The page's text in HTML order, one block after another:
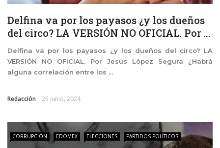
Delfina va por los payasos ¿y los dueños
del circo? LA VERSIÓN NO OFICIAL. Por ...
Delfina va por los payasos ¿y los dueños del circo? LA
VERSIÓN NO OFICIAL. Por Jesús López Segura ¿Habrá
alguna correlación entre los ...
Redacción 25 junio, 2024
CORRUPCIÓN EDOMEX ELECCIONES PARTIDOS POLÍTICOS